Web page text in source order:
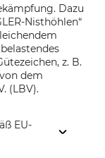
Dazu
Nisthöhlen“
z. B.
dem
(LBV).
EU-